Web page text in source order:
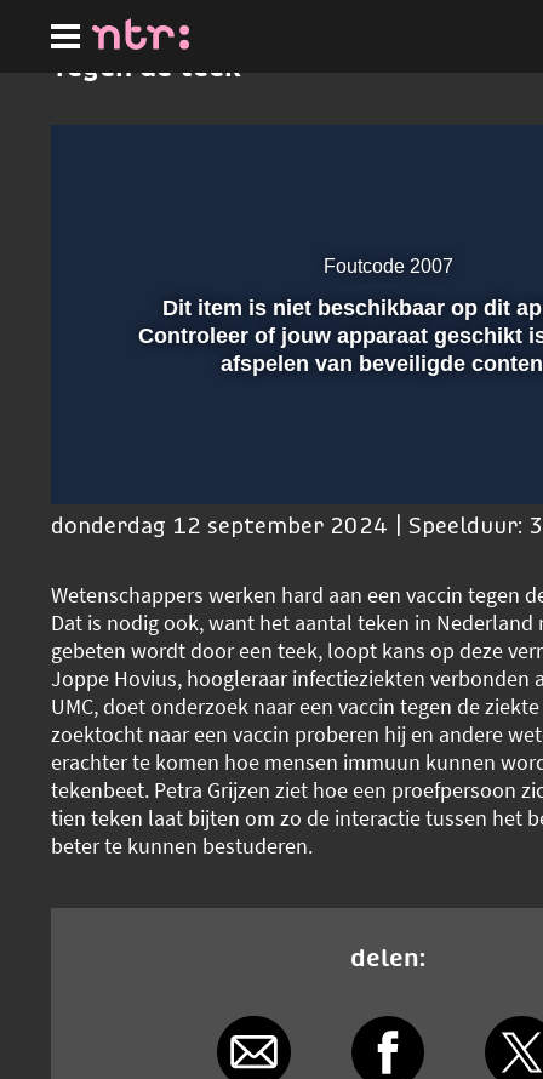
hoofdinhoud
Tegen de teek
Afspelen
Foutcode 2007
Dit item is niet beschikbaar op dit
Controleer of jouw apparaat geschikt
afspelen van beveiligde
donderdag 12 september 2024 | Speelduur:
Wetenschappers werken hard aan een vaccin tegen
Dat is nodig ook, want het aantal teken in Nederland
gebeten wordt door een teek, loopt kans op deze
Joppe Hovius, hoogleraar infectieziekten verbonden
UMC, doet onderzoek naar een vaccin tegen de
zoektocht naar een vaccin proberen hij en andere
erachter te komen hoe mensen immuun kunnen
tekenbeet. Petra Grijzen ziet hoe een proefpersoon
tien teken laat bijten om zo de interactie tussen het
beter te kunnen bestuderen.
delen: